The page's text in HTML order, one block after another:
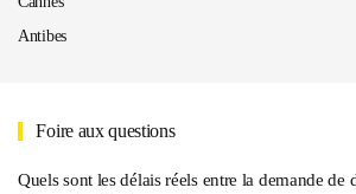
Antibes
Foire aux questions
Quels sont les délais réels entre la demande de